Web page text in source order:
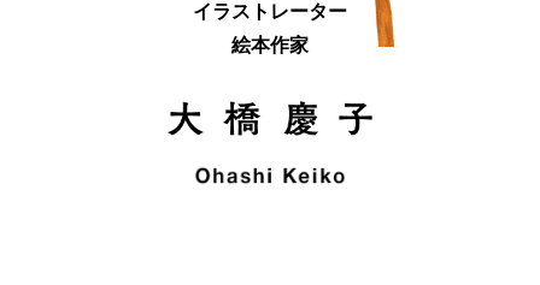
イラストレーター
絵本作家